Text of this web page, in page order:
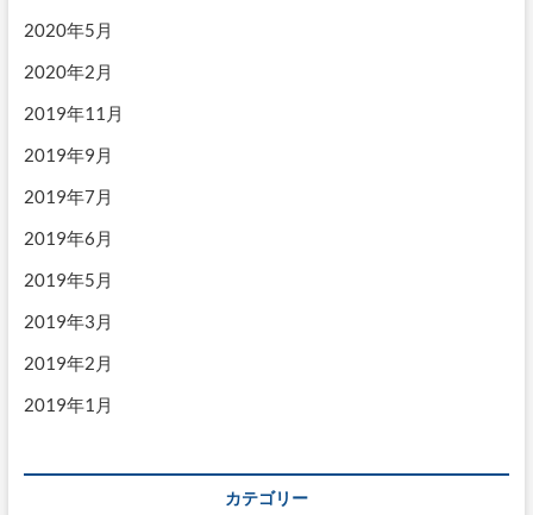
2020年5月
2020年2月
2019年11月
2019年9月
2019年7月
2019年6月
2019年5月
2019年3月
2019年2月
2019年1月
カテゴリー